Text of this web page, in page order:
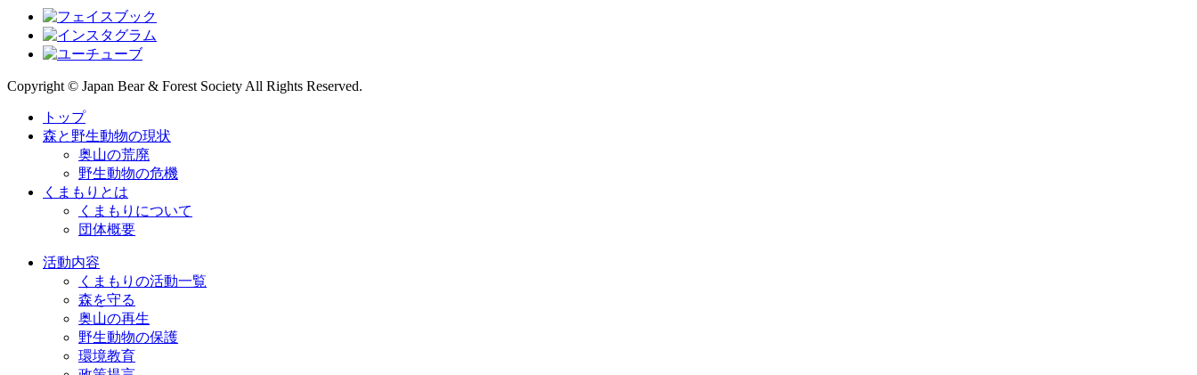
Copyright © Japan Bear & Forest Society All Rights Reserved.
トップ
森と野生動物の現状
奥山の荒廃
野生動物の危機
くまもりとは
くまもりについて
団体概要
活動内容
くまもりの活動一覧
森を守る
奥山の再生
野生動物の保護
環境教育